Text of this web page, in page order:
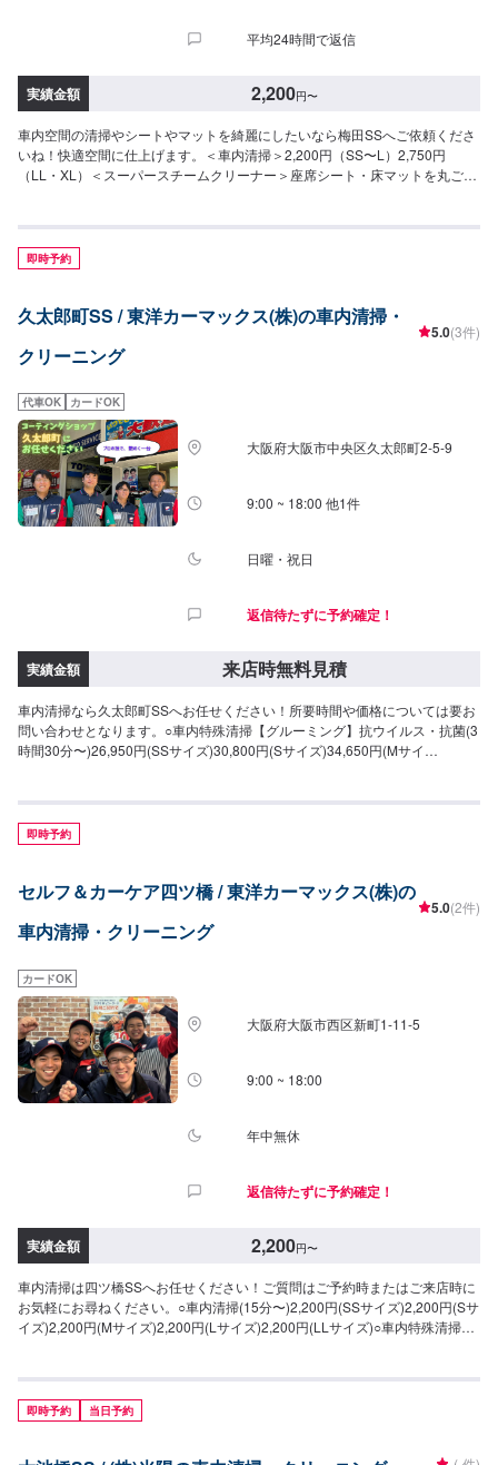
平均24時間で返信
実績金額 2,200円〜
車内空間の清掃やシートやマットを綺麗にしたいなら梅田SSへご依頼くださ
いね！快適空間に仕上げます。＜車内清掃＞2,200円（SS〜L）2,750円
（LL・XL）＜スーパースチームクリーナー＞座席シート・床マットを丸ごと
即時予約
久太郎町SS / 東洋カーマックス(株)の車内清掃・
クリーニング
5.0(3件)
代車OK カードOK
大阪府大阪市中央区久太郎町2-5-9
9:00 ~ 18:00 他1件
日曜・祝日
返信待たずに予約確定！
実績金額 来店時無料見積
車内清掃なら久太郎町SSへお任せください！所要時間や価格については要お
問い合わせとなります。○車内特殊清掃【グルーミング】抗ウイルス・抗菌(3
時間30分〜)26,950円(SSサイズ)30,800円(Sサイズ)34,650円(Mサイ
即時予約
セルフ＆カーケア四ツ橋 / 東洋カーマックス(株)の
車内清掃・クリーニング
5.0(2件)
カードOK
大阪府大阪市西区新町1-11-5
9:00 ~ 18:00
年中無休
返信待たずに予約確定！
実績金額 2,200円〜
車内清掃は四ツ橋SSへお任せください！ご質問はご予約時またはご来店時に
お気軽にお尋ねください。○車内清掃(15分〜)2,200円(SSサイズ)2,200円(Sサ
イズ)2,200円(Mサイズ)2,200円(Lサイズ)2,200円(LLサイズ)○車内特殊清掃
ズ)
即時予約 当日予約